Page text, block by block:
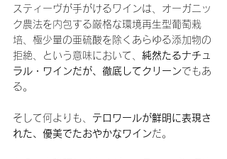
スティーヴが手がけるワインは、オーガニッ
ク農法を内包する厳格な環境再生型葡萄栽
培、極少量の亜硫酸を除くあらゆる添加物の
拒絶、という意味において、 純然たるナチュ
ラル・ワインだが、徹底してクリーンでもあ
る。
そして何よりも、 テロワールが鮮明に表現さ
れた、優美でたおやかなワインだ。